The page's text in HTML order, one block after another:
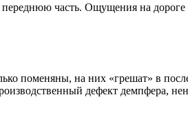
часть. Ощущения на
поменяны, на них «грешат» в
дефект демпфера,